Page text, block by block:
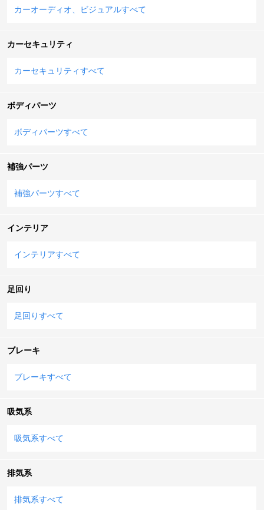
カーオーディオ、ビジュアルすべて
カーセキュリティ
カーセキュリティすべて
ボディパーツ
ボディパーツすべて
補強パーツ
補強パーツすべて
インテリア
インテリアすべて
足回り
足回りすべて
ブレーキ
ブレーキすべて
吸気系
吸気系すべて
排気系
排気系すべて